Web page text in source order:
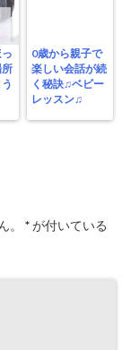
0歳から親子で
楽しい会話が続
く秘訣♫ベビー
レッスン♫
。 *が付いている